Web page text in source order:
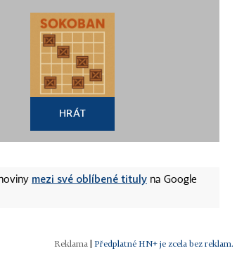
HRÁT
mezi své oblíbené tituly na Google
Předplatné HN+ je zcela bez reklam.